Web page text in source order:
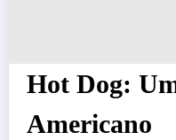
Hot Dog:
Americano